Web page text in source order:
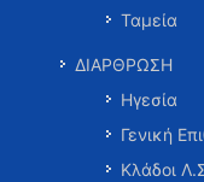
Ταμεία
ΔΙΑΡΘΡΩΣΗ
Ηγεσία
Γενική
Κλάδοι